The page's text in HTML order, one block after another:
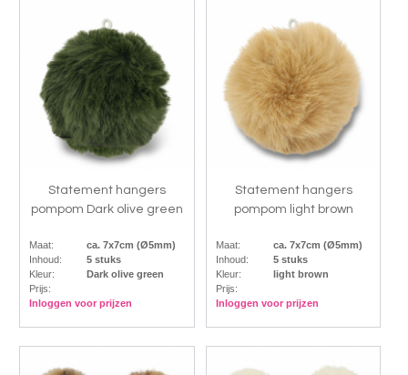
Statement hangers
pompom Dark olive green
Maat:
ca. 7x7cm (Ø5mm)
Inhoud:
5 stuks
Kleur:
Dark olive green
Prijs:
Inloggen voor prijzen
Statement hangers
pompom light brown
Maat:
ca. 7x7cm (Ø5mm)
Inhoud:
5 stuks
Kleur:
light brown
Prijs:
Inloggen voor prijzen